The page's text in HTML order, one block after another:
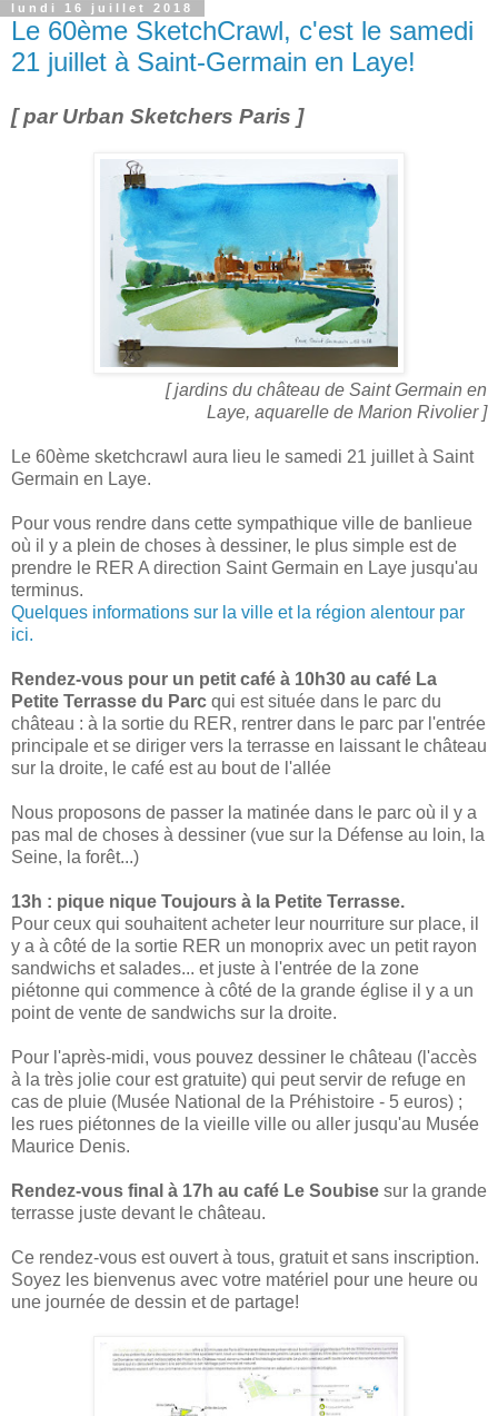
lundi 16 juillet 2018
Le 60ème SketchCrawl, c'est le samedi
21 juillet à Saint-Germain en Laye!
[ par Urban Sketchers Paris ]
[ jardins du château de Saint Germain en
Laye, aquarelle de Marion Rivolier ]
Le 60ème sketchcrawl aura lieu le samedi 21 juillet à Saint
Germain en Laye.
Pour vous rendre dans cette sympathique ville de banlieue
où il y a plein de choses à dessiner, le plus simple est de
prendre le RER A direction Saint Germain en Laye jusqu'au
terminus.
Quelques informations sur la ville et la région alentour par
ici.
Rendez-vous pour un petit café à 10h30 au café La
Petite Terrasse du Parc qui est située dans le parc du
château : à la sortie du RER, rentrer dans le parc par l'entrée
principale et se diriger vers la terrasse en laissant le château
sur la droite, le café est au bout de l'allée
Nous proposons de passer la matinée dans le parc où il y a
pas mal de choses à dessiner (vue sur la Défense au loin, la
Seine, la forêt...)
13h : pique nique Toujours à la Petite Terrasse.
Pour ceux qui souhaitent acheter leur nourriture sur place, il
y a à côté de la sortie RER un monoprix avec un petit rayon
sandwichs et salades... et juste à l'entrée de la zone
piétonne qui commence à côté de la grande église il y a un
point de vente de sandwichs sur la droite.
Pour l'après-midi, vous pouvez dessiner le château (l'accès
à la très jolie cour est gratuite) qui peut servir de refuge en
cas de pluie (Musée National de la Préhistoire - 5 euros) ;
les rues piétonnes de la vieille ville ou aller jusqu'au Musée
Maurice Denis.
Rendez-vous final à 17h au café Le Soubise sur la grande
terrasse juste devant le château.
Ce rendez-vous est ouvert à tous, gratuit et sans inscription.
Soyez les bienvenus avec votre matériel pour une heure ou
une journée de dessin et de partage!